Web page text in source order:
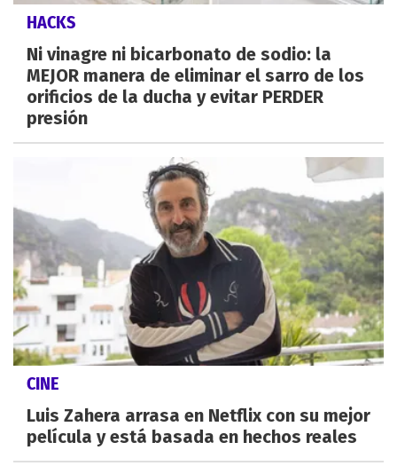
HACKS
Ni vinagre ni bicarbonato de sodio: la
MEJOR manera de eliminar el sarro de los
orificios de la ducha y evitar PERDER
presión
CINE
Luis Zahera arrasa en Netflix con su mejor
película y está basada en hechos reales